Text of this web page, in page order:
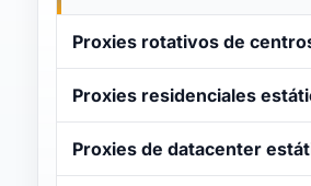
Proxies rotativos de
Proxies residenciales
Proxies de datacenter